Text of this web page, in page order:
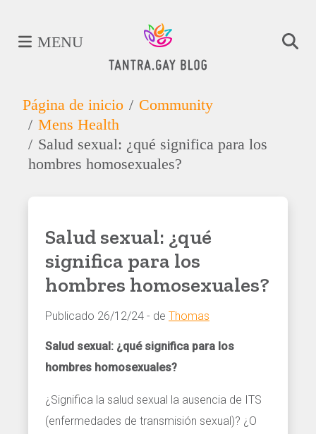
MENU
Página de inicio
Community
Mens Health
Salud sexual: ¿qué significa para los
hombres homosexuales?
Salud sexual: ¿qué
significa para los
hombres homosexuales?
Publicado 26/12/24 - de Thomas
Salud sexual: ¿qué significa para los
hombres homosexuales?
¿Significa la salud sexual la ausencia de ITS
(enfermedades de transmisión sexual)? ¿O